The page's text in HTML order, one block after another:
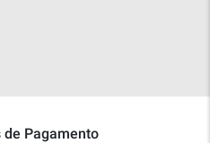
de Pagamento